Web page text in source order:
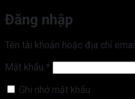
Đăng nhập
Tên tài khoản hoặc địa chỉ email
Mật khẩu *
Ghi nhớ mật khẩu